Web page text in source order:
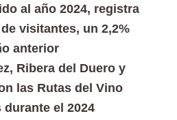
al año 2024, registra
visitantes, un 2,2%
anterior
Ribera del Duero y
las Rutas del Vino
el 2024